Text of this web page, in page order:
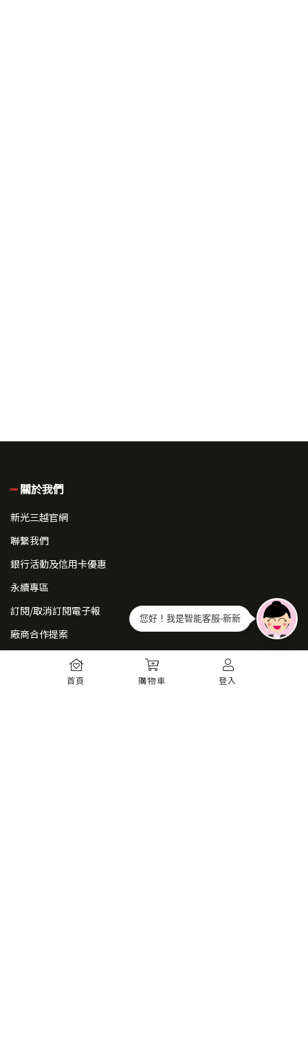
關於我們
新光三越官網
聯繫我們
銀行活動及信用卡優惠
永續專區
訂閱/取消訂閱電子報
廠商合作提案
首頁 購物車 登入
您好！我是智能客服-新新